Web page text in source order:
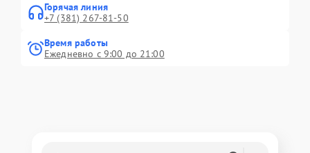
Горячая линия
+7 (381) 267-81-50
Время работы
Ежедневно с 9:00 до 21:00